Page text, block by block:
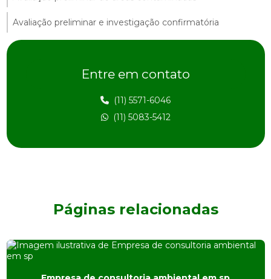
Avaliação preliminar e investigação confirmatória
Avaliação preliminar de risco
Avaliação de risco ambiental
Avaliação de risco na construção civil
Avaliação de risco e impacto ambiental
Consultoria ambiental preço
Consultoria ambiental são paulo
Entre em contato
(11) 5571-6046
(11) 5083-5412
Páginas relacionadas